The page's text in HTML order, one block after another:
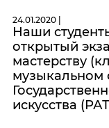
24.01.2020 |
Наши
открытый
мастерству
музыкальном
искусства